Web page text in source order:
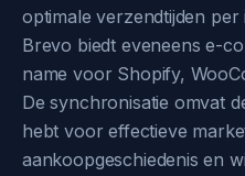
optimale verzendtijden per
Brevo biedt eveneens e-
name voor Shopify,
De synchronisatie omvat
hebt voor effectieve
aankoopgeschiedenis en